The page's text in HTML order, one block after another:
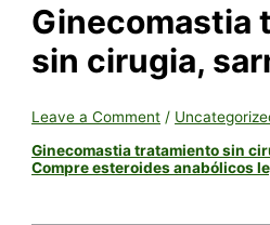
Ginecomastia
sin cirugia,
Leave a Comment /
Ginecomastia tratamiento sin
Compre esteroides anabólicos